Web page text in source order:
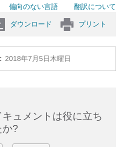
偏向のない言語 翻訳について
ダウンロード プリント
2018年7月5日木曜日
キュメントは役に立ち
か?